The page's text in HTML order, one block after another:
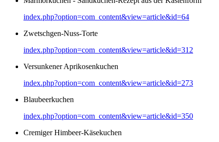
index.php?option=com_content&view=article&id=64
Zwetschgen-Nuss-Torte
index.php?option=com_content&view=article&id=312
Versunkener Aprikosenkuchen
index.php?option=com_content&view=article&id=273
Blaubeerkuchen
index.php?option=com_content&view=article&id=350
Cremiger Himbeer-Käsekuchen